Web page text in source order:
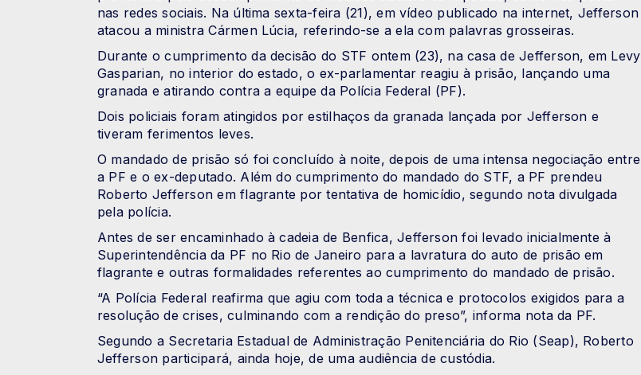
nas redes sociais. Na última sexta-feira (21), em vídeo publicado na internet, Jefferson
atacou a ministra Cármen Lúcia, referindo-se a ela com palavras grosseiras.
Durante o cumprimento da decisão do STF ontem (23), na casa de Jefferson, em Levy
Gasparian, no interior do estado, o ex-parlamentar reagiu à prisão, lançando uma
granada e atirando contra a equipe da Polícia Federal (PF).
Dois policiais foram atingidos por estilhaços da granada lançada por Jefferson e
tiveram ferimentos leves.
O mandado de prisão só foi concluído à noite, depois de uma intensa negociação entre
a PF e o ex-deputado. Além do cumprimento do mandado do STF, a PF prendeu
Roberto Jefferson em flagrante por tentativa de homicídio, segundo nota divulgada
pela polícia.
Antes de ser encaminhado à cadeia de Benfica, Jefferson foi levado inicialmente à
Superintendência da PF no Rio de Janeiro para a lavratura do auto de prisão em
flagrante e outras formalidades referentes ao cumprimento do mandado de prisão.
“A Polícia Federal reafirma que agiu com toda a técnica e protocolos exigidos para a
resolução de crises, culminando com a rendição do preso”, informa nota da PF.
Segundo a Secretaria Estadual de Administração Penitenciária do Rio (Seap), Roberto
Jefferson participará, ainda hoje, de uma audiência de custódia.